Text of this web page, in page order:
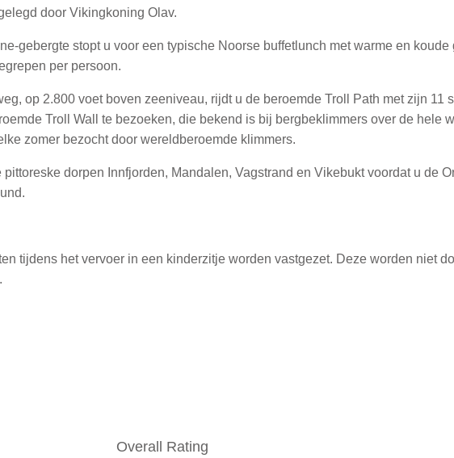
door Vikingkoning Olav.
gebergte stopt u voor een typische Noorse buffetlunch met warme en
per persoon.
op 2.800 voet boven zeeniveau, rijdt u de beroemde Troll Path met zijn 11
Troll Wall te bezoeken, die bekend is bij bergbeklimmers over de hele
zomer bezocht door wereldberoemde klimmers.
dorpen Innfjorden, Mandalen, Vagstrand en Vikebukt voordat u de
tijdens het vervoer in een kinderzitje worden vastgezet. Deze worden niet